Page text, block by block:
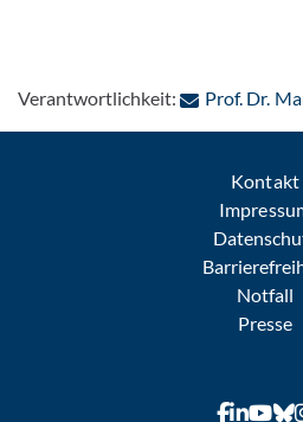
Verantwortlichkeit: Prof. Dr.
Kontakt
Notfall
Presse